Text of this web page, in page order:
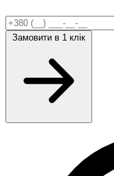
Замовити в 1 клік